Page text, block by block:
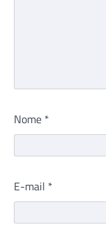
Nome *
E-mail *